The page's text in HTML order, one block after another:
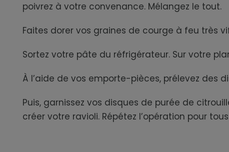
poivrez à votre convenance. Mélangez le tout.
Faites dorer vos graines de courge à feu très
Sortez votre pâte du réfrigérateur. Sur votre
À l’aide de vos emporte-pièces, prélevez des
Puis, garnissez vos disques de purée de
créer votre ravioli. Répétez l’opération pour